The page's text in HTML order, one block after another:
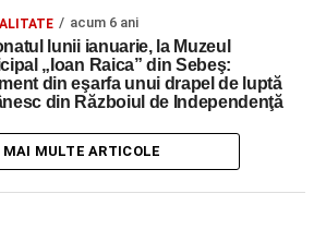
acum 6 ani
lunii ianuarie, la Muzeul
„Ioan Raica” din Sebeş:
din eşarfa unui drapel de luptă
din Războiul de Independenţă
MAI MULTE ARTICOLE